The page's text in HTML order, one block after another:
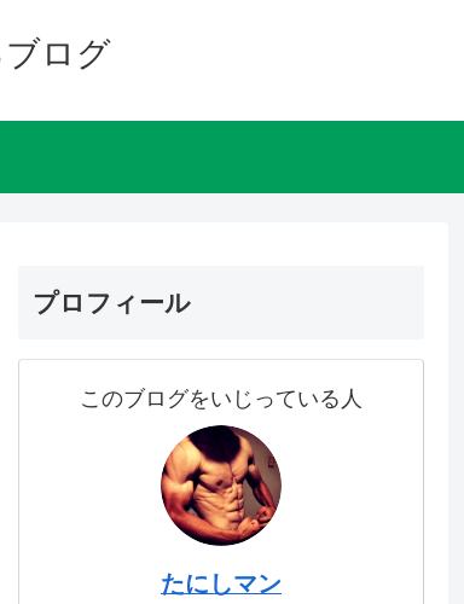
ログ
プロフィール
このブログをいじっている人
たにしマン